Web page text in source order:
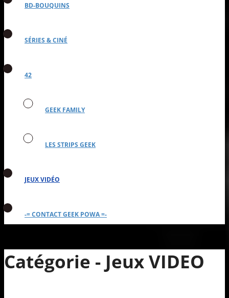
BD-BOUQUINS
SÉRIES & CINÉ
42
GEEK FAMILY
LES STRIPS GEEK
JEUX VIDÉO
-= CONTACT GEEK POWA =-
Catégorie - Jeux VIDEO